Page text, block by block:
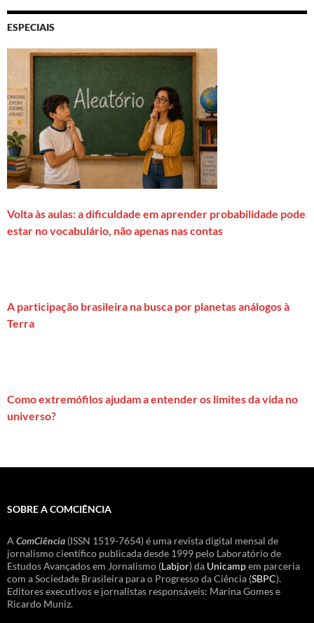
ESPECIAIS
Volta às aulas: a dificuldade em aprender probabilidade pode
estar no vocabulário, não apenas nas contas
A participação brasileira na busca por planetas análogos à
Terra
Como extremófilos ajudam a entender os limites da vida no
universo?
SOBRE A COMCIÊNCIA
A ComCiência (ISSN 1519-7654) é uma revista digital mensal de
jornalismo científico publicada desde 1999 pelo Laboratório de
Estudos Avançados em Jornalismo (Labjor) da Unicampem parceria
com a Sociedade Brasileira para o Progresso da Ciência (SBPC).
Editores executivos e jornalistas responsáveis: Marina Gomes e
Ricardo Muniz.